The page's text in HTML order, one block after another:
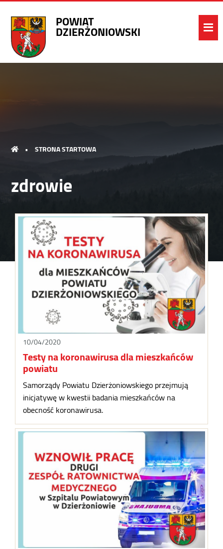
POWIAT
DZIERŻONIOWSKI
• STRONA STARTOWA
zdrowie
10/04/2020
Testy na koronawirusa dla mieszkańców
powiatu
Samorządy Powiatu Dzierżoniowskiego przejmują
inicjatywę w kwestii badania mieszkańców na
obecność koronawirusa.